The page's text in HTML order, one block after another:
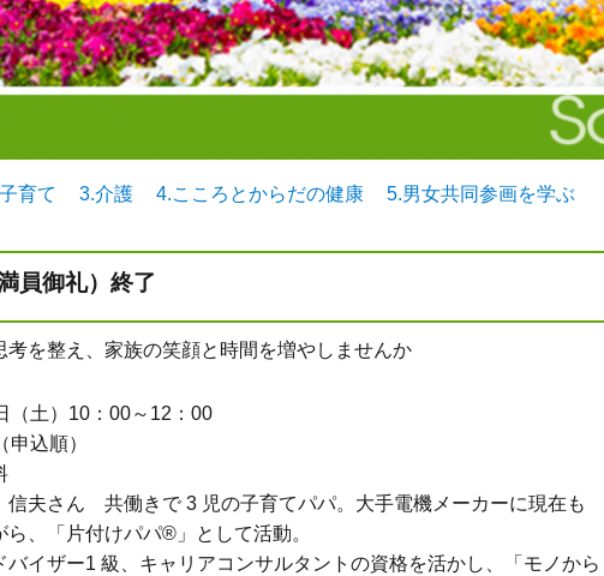
育て 3.介護 4.こころとからだの健康
5.男女共同参画を学ぶ
員御礼）終了
考を整え、家族の笑顔と時間を増やしませんか
（土）10：00～12：00
申込順）
夫さん 共働きで 3 児の子育てパパ。大手電機メーカーに現在も
ら、「片付けパパ®」として活動。
バイザー1 級、キャリアコンサルタントの資格を活かし、「モノから